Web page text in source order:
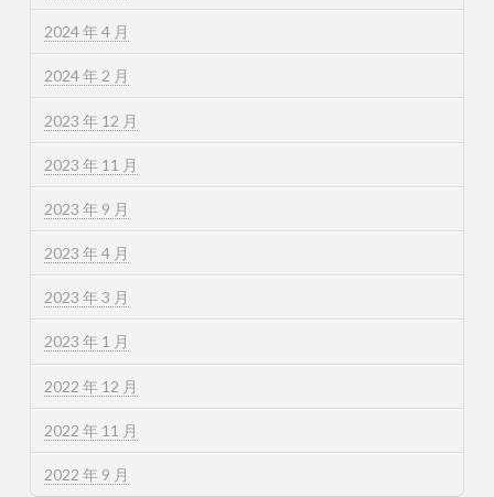
2024 年 4 月
2024 年 2 月
2023 年 12 月
2023 年 11 月
2023 年 9 月
2023 年 4 月
2023 年 3 月
2023 年 1 月
2022 年 12 月
2022 年 11 月
2022 年 9 月